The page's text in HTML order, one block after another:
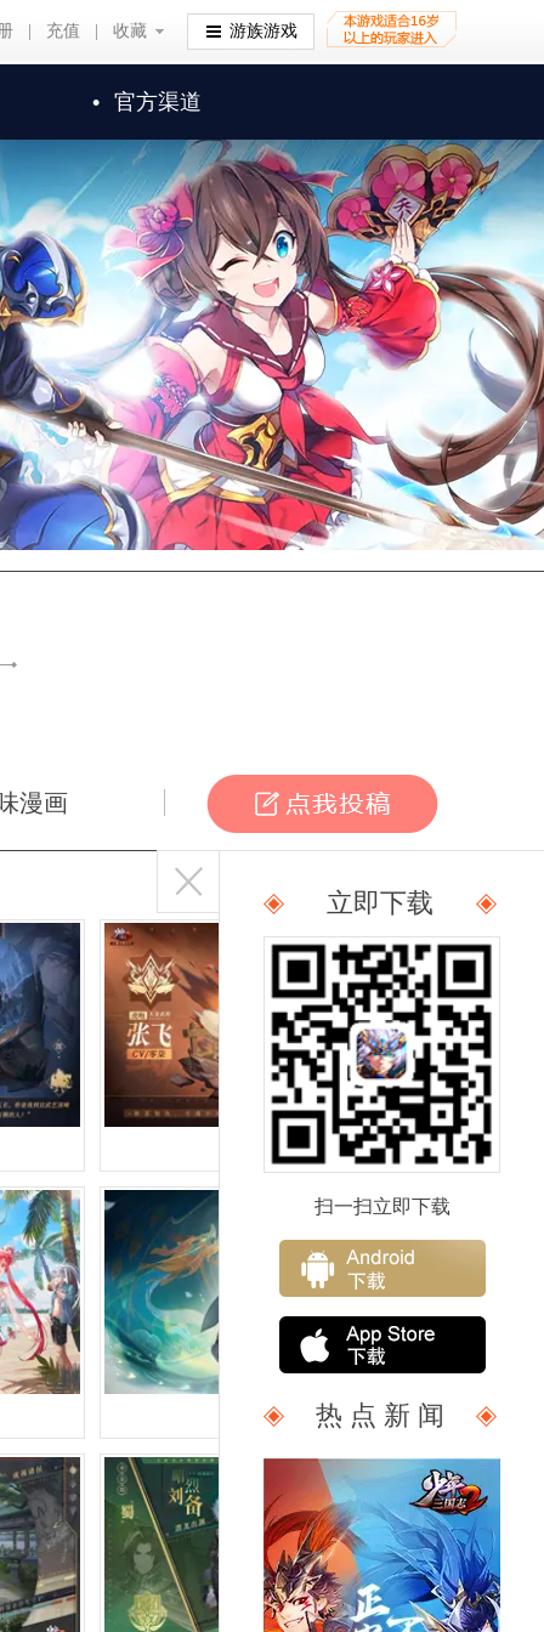
充值 收藏
收藏 游族游戏
• 官方渠道
漫画
虎咆张飞
军师诸葛亮
立即下载
扫一扫立即下载
热 点 新 闻